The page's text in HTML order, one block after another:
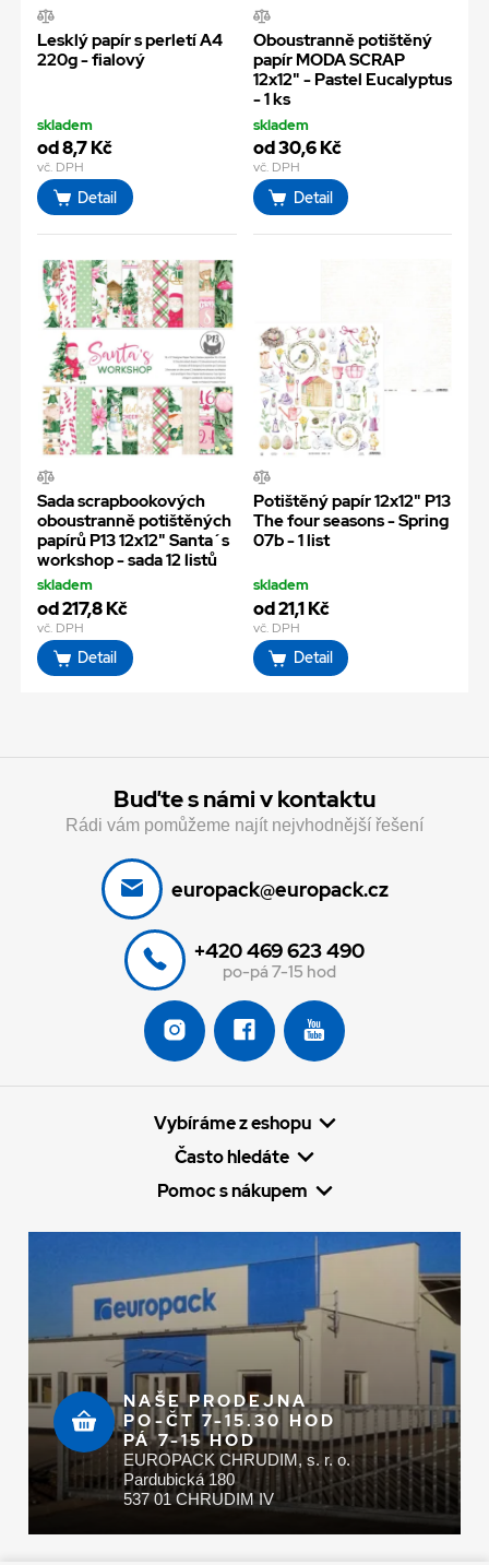
Lesklý papír s perletí A4
220g - fialový
skladem
od 8,7 Kč
vč. DPH
Detail
Oboustranně potištěný
papír MODA SCRAP
12x12" - Pastel Eucalyptus
- 1 ks
skladem
od 30,6 Kč
vč. DPH
Detail
Sada scrapbookových
oboustranně potištěných
papírů P13 12x12" Santa´s
workshop - sada 12 listů
skladem
od 217,8 Kč
vč. DPH
Detail
Potištěný papír 12x12" P13
The four seasons - Spring
07b - 1 list
skladem
od 21,1 Kč
vč. DPH
Detail
Buďte s námi v kontaktu
Rádi vám pomůžeme najít nejvhodnější řešení
europack@europack.cz
+420 469 623 490
po-pá 7-15 hod
Vybíráme z eshopu
Často hledáte
Pomoc s nákupem
NAŠE PRODEJNA
PO-ČT 7-15.30 HOD
PÁ 7-15 HOD
EUROPACK CHRUDIM, s. r. o.
Pardubická 180
537 01 CHRUDIM IV